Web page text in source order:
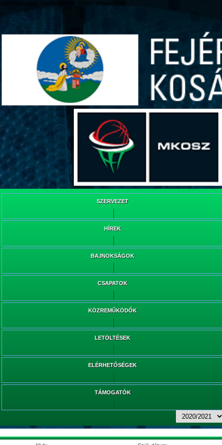
/web/webpont.com/kcs/html/_Main_/index.html
SZERVEZET
HÍREK
BAJNOKSÁGOK
CSAPATOK
KÖZREMŰKÖDŐK
LETÖLTÉSEK
ELÉRHETŐSÉGEK
TÁMOGATÓK